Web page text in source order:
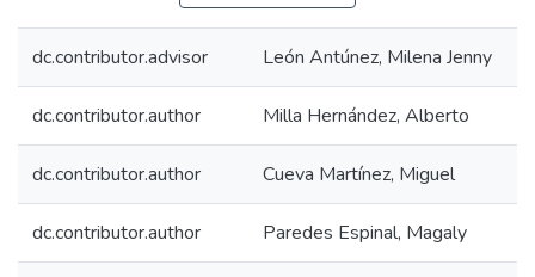
dc.contributor.advisor León Antúnez, Milena Jenny
dc.contributor.author Milla Hernández, Alberto
dc.contributor.author Cueva Martínez, Miguel
dc.contributor.author Paredes Espinal, Magaly